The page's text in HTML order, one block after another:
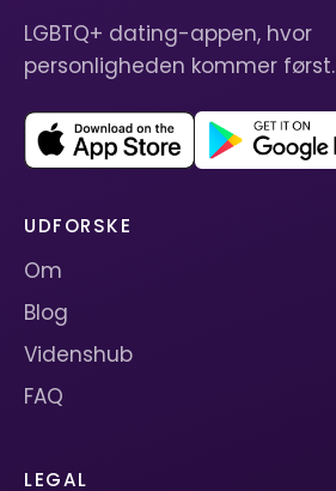
LGBTQ+ dating-appen, hvor
personligheden kommer først.
UDFORSKE
Om
Blog
Videnshub
FAQ
LEGAL